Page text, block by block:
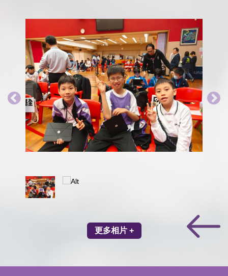
更多相片 +